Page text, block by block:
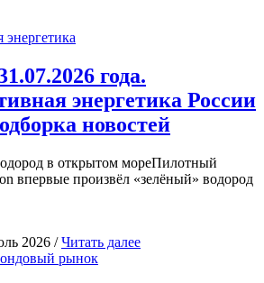
энергетика
года.
энергетика России
новостей
в открытом мореПилотный
впервые произвёл «зелёный» водород
2026 /Читать далее
рынок